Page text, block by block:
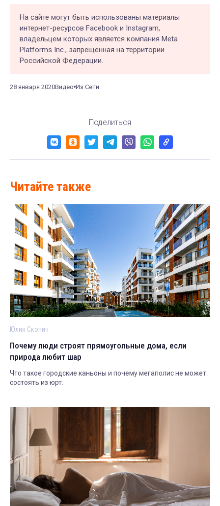
На сайте могут быть использованы материалы
интернет-ресурсов Facebook и Instagram,
владельцем которых является компания Meta
Platforms Inc., запрещённая на территории
Российской Федерации.
28 января 2020Видео Из Сети
Поделиться
Читайте также
Юлия Скопич
Почему люди строят прямоугольные дома, если
природа любит шар
Что такое городские каньоны и почему мегаполис не может
состоять из юрт.